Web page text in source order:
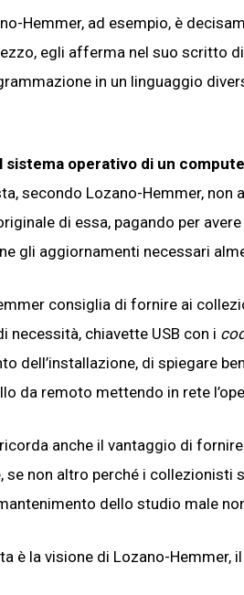
Hemmer, ad esempio, è
egli afferma nel suo scritto
in un linguaggio
sistema operativo di un
secondo Lozano-Hemmer,
di essa, pagando per
gli aggiornamenti necessari
consiglia di fornire ai
necessità, chiavette USB con i
dell’installazione, di spiegare
da remoto mettendo in rete
anche il vantaggio di
se non altro perché i
dello studio male
è la visione di Lozano-